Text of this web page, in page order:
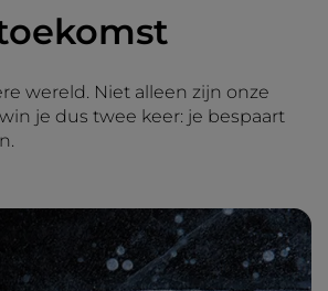
wereld. Niet alleen zijn onze
je dus twee keer: je bespaart